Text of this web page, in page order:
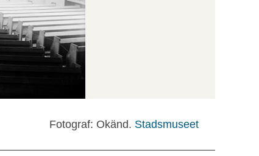
Fotograf: Okänd. Stadsmuseet